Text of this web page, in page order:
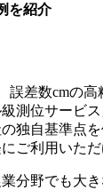
を紹介
誤差数cmの
級測位サービ
の独自基準点
ご利用いただ
分野でも大